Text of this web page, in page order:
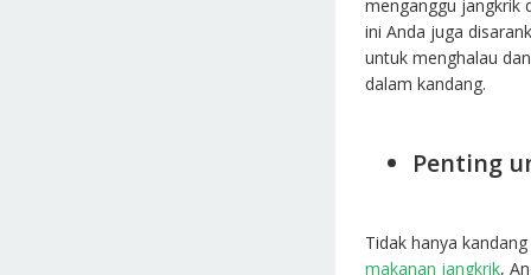
menganggu jangkrik
ini Anda juga
untuk menghalau
dalam kandang.
Penting
Tidak hanya
makanan jangkrik,